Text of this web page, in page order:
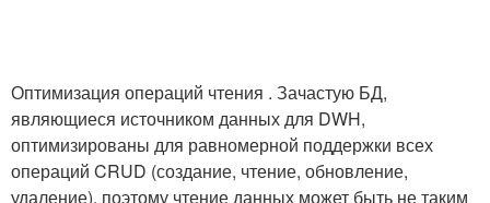
Оптимизация операций чтения . Зачастую БД,
являющиеся источником данных для DWH,
оптимизированы для равномерной поддержки всех
операций CRUD (создание, чтение, обновление,
удаление), поэтому чтение данных может быть не таким